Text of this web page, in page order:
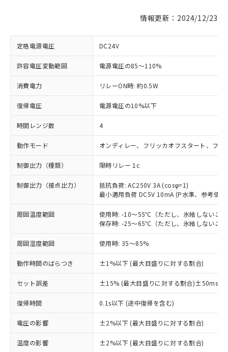
情報更新：2024/12/23
定格電源電圧 DC24V
許容電圧変動範囲 電源電圧の85～110%
消費電力 リレーON時: 約0.5W
復帰電圧 電源電圧の10%以下
時間レンジ数 4
動作モード オンディレー、フリッカオフスタート、フ
制御出力（種類） 限時リレー 1c
制御出力（接点出力）
抵抗負荷: AC250V 3A (cosφ=1)
最小適用負荷 DC5V 10mA (P水準、参考値)
周囲温度範囲
使用時: -10～55℃（ただし、氷結しないこ
保存時: -25～65℃（ただし、氷結しないこ
周囲湿度範囲 使用時: 35～85%
動作時間のばらつき ±1%以下 (最大目盛りに対する割合)
セット誤差 ±15% (最大目盛りに対する割合)±50ms以
復帰時間 0.1s以下 (途中復帰を含む)
電圧の影響 ±2%以下 (最大目盛りに対する割合)
温度の影響 ±2%以下 (最大目盛りに対する割合)
非含有に対応した製品が提供可能な商品で
す。
対応予定：EU RoHS指令（10物質）の非含